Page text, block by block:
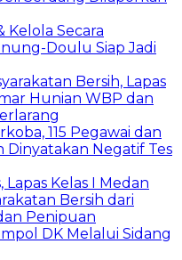
Secara
Doulu Siap Jadi
Bersih, Lapas
Hunian WBP dan
115 Pegawai dan
Dinyatakan Negatif Tes
Kelas I Medan
Bersih dari
Penipuan
DK Melalui Sidang